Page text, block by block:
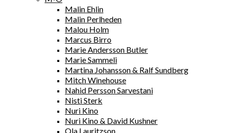
Malin Ehlin
Malin Perlheden
Malou Holm
Marcus Birro
Marie Andersson Butler
Marie Sammeli
Martina Johansson & Ralf Sundberg
Mitch Winehouse
Nahid Persson Sarvestani
Nisti Sterk
Nuri Kino
Nuri Kino & David Kushner
Ola Lauritzson